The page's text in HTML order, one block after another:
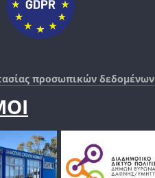
προσωπικών δεδομένων